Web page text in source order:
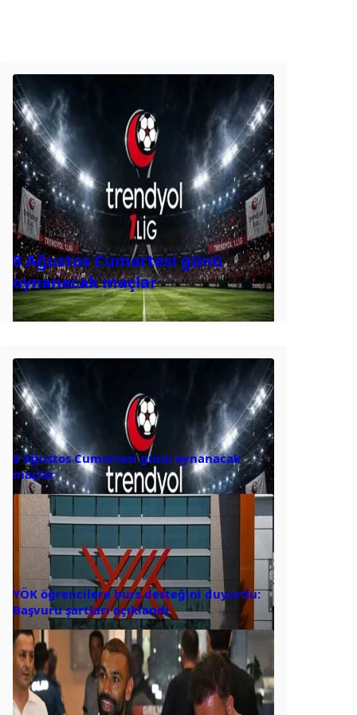
8 Ağustos Cumartesi günü
oynanacak maçlar
8 Ağustos Cumartesi günü oynanacak
maçlar
YÖK öğrencilere burs desteğini duyurdu:
Başvuru şartları açıklandı